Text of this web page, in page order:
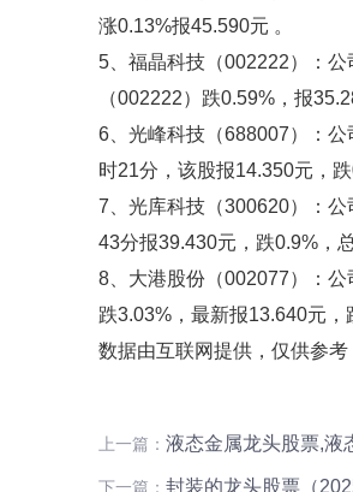
涨0.13%报45.590元 。
5、福晶科技（002222）：
（002222）跌0.59%，报
6、光峰科技（688007）：
时21分，该股报14.350元，
7、光库科技（300620）：
43分报39.430元，跌0.9%，
8、大港股份（002077）：
跌3.03%，最新报13.640元，
数据由互联网提供，仅供参
上一篇： 液态金属龙头股票,液
下一篇： 封装的龙头股票（